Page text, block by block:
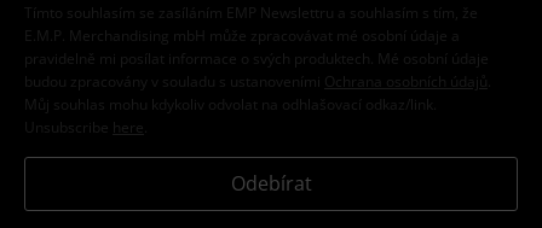
Tímto souhlasím se zasíláním EMP Newslettru a souhlasím s tím, že
E.M.P. Merchandising mbH může zpracovávat mé osobní údaje a
pravidelně mi posílat informace o svých produktech. Mé osobní údaje
budou zpracovány v souladu s ustanoveními
Ochrana osobních údajů
Můj souhlas mohu kdykoliv odvolat na odhlašovací odkaz/link.
Unsubscribe here
Odebírat